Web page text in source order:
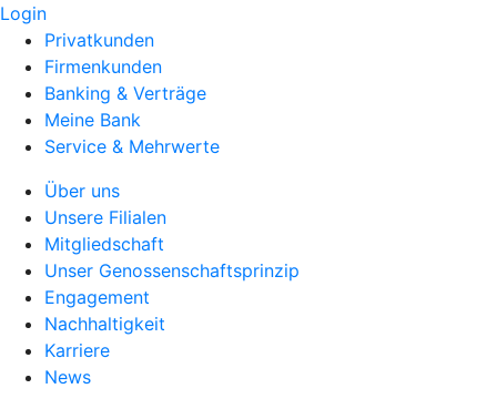
Login
Privatkunden
Firmenkunden
Banking & Verträge
Meine Bank
Service & Mehrwerte
Über uns
Unsere Filialen
Mitgliedschaft
Unser Genossenschaftsprinzip
Engagement
Nachhaltigkeit
Karriere
News